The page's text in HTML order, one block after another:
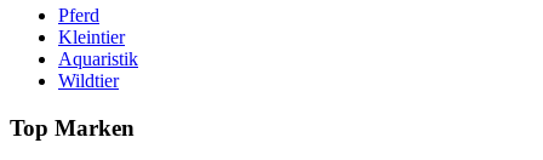
Pferd
Kleintier
Aquaristik
Wildtier
Top Marken